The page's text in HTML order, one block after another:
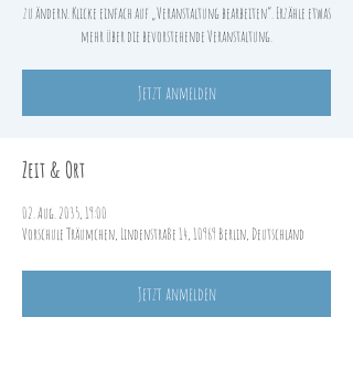
zu ändern. Klicke einfach auf „Veranstaltung bearbeiten“. Erzähle etwas
mehr über die bevorstehende Veranstaltung.
Jetzt anmelden
Zeit & Ort
02. Aug. 2035, 19:00
Vorschule Träumchen, Lindenstraße 14, 10969 Berlin, Deutschland
Jetzt anmelden